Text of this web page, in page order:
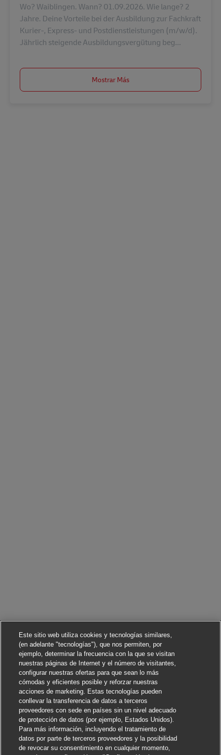
Wo? Waiblingen. Wann? 01.09.2026. Wie lange? 2
Jahre. Deine Vorteile bei der Ausbildung zur Fachkraft
Kurier-, Express- und Postdienstleistungen (m/w/d).
Jährlich steigende Ausbildungsvergütung beg...
Mostrar Más
Este sitio web utiliza cookies y tecnologías similares,
(en adelante "tecnologías"), que nos permiten, por
ejemplo, determinar la frecuencia con la que se visitan
nuestras páginas de Internet y el número de visitantes,
configurar nuestras ofertas para que sean lo más
cómodas y eficientes posible y reforzar nuestras
acciones de marketing. Estas tecnologías pueden
conllevar la transferencia de datos a terceros
proveedores con sede en países sin un nivel adecuado
de protección de datos (por ejemplo, Estados Unidos).
Para más información, incluyendo el tratamiento de
datos por parte de terceros proveedores y la posibilidad
de revocar su consentimiento en cualquier momento,